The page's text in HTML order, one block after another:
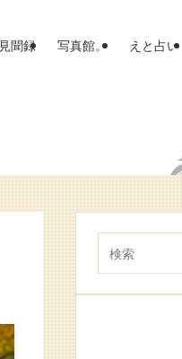
見聞録 写真館。 えと占い